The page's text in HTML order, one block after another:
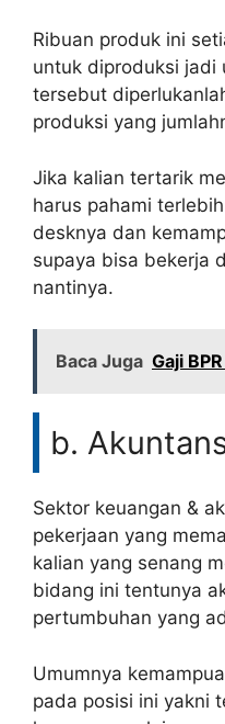
Ribuan produk ini
untuk diproduksi jadi
tersebut
produksi yang
Jika kalian tertarik
harus pahami
desknya dan
supaya bisa bekerja
nantinya.
Baca Juga Gaji
b.
Sektor keuangan &
pekerjaan yang
kalian yang senang
bidang ini tentunya
pertumbuhan yang
Umumnya
pada posisi ini yakni